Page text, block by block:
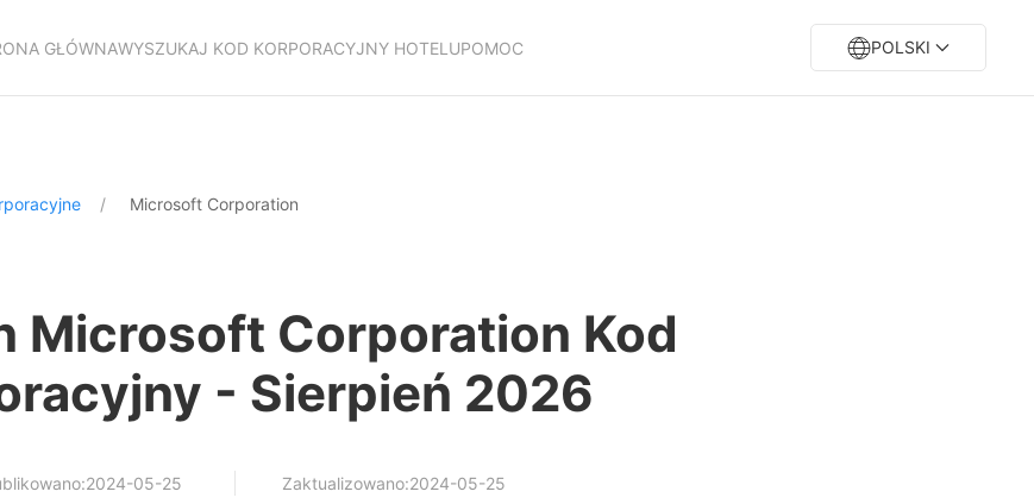
GŁÓWNAWYSZUKAJ KOD KORPORACYJNY HOTELUPOMOC POLSKI
Microsoft Corporation
Microsoft Corporation Kod
- Sierpień 2026
05-25 Zaktualizowano:2024-05-25